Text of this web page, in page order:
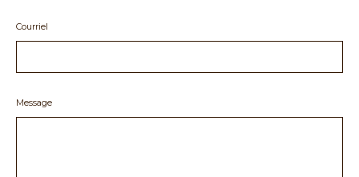
Courriel
Message